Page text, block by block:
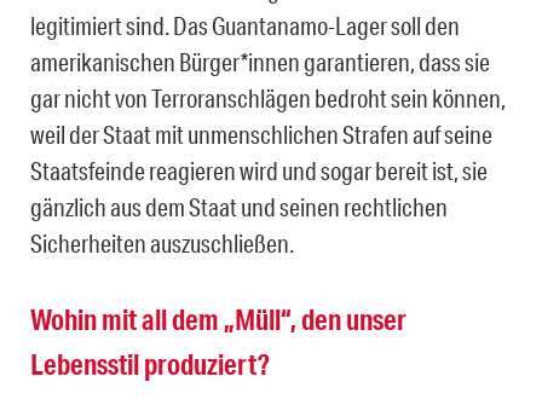
legitimiert sind. Das Guantanamo-Lager soll den
amerikanischen Bürger*innen garantieren, dass sie
gar nicht von Terroranschlägen bedroht sein können,
weil der Staat mit unmenschlichen Strafen auf seine
Staatsfeinde reagieren wird und sogar bereit ist, sie
gänzlich aus dem Staat und seinen rechtlichen
Sicherheiten auszuschließen.
Wohin mit all dem „Müll“, den unser
Lebensstil produziert?